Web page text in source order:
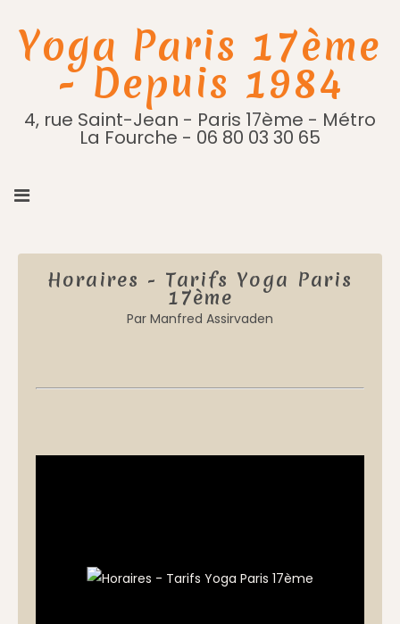
Yoga Paris 17ème
- Depuis 1984
4, rue Saint-Jean - Paris 17ème - Métro
La Fourche - 06 80 03 30 65
Horaires - Tarifs Yoga Paris
17ème
Par Manfred Assirvaden